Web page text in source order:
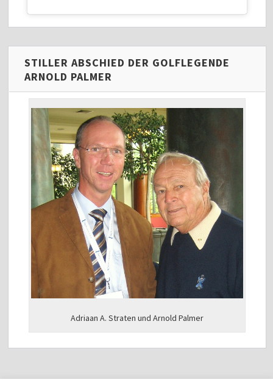
STILLER ABSCHIED DER GOLFLEGENDE
ARNOLD PALMER
Adriaan A. Straten und Arnold Palmer